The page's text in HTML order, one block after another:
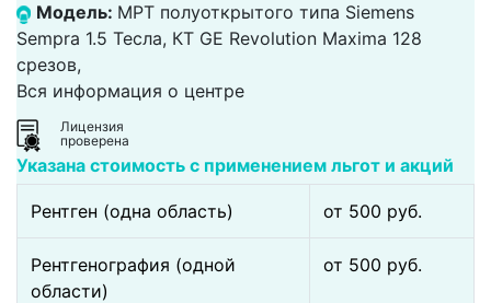
Модель: МРТ полуоткрытого типа Siemens
Sempra 1.5 Тесла, КТ GE Revolution Maxima 128
срезов,
Вся информация о центре
Лицензия
проверена
Указана стоимость с применением льгот и акций
Рентген (одна область) от 500 pуб.
Рентгенография (одной
области)
от 500 pуб.